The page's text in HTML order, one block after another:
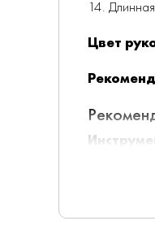
14.
Цвет